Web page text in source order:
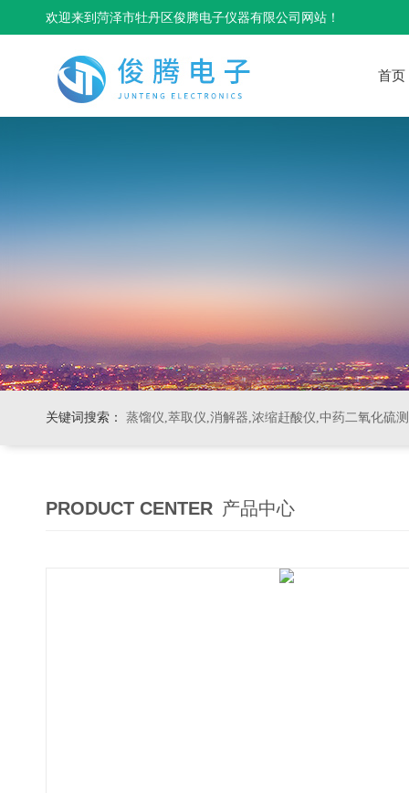
欢迎来到菏泽市牡丹区俊腾电子仪器有限公司网站！
首页
关键词搜索： 蒸馏仪,萃取仪,消解器,浓缩赶酸仪,中药二氧化硫
PRODUCT CENTER 产品中心